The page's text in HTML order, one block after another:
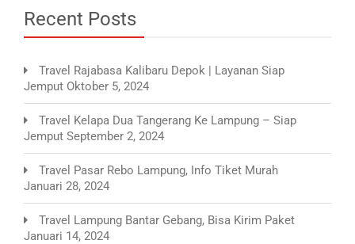
Recent Posts
Travel Rajabasa Kalibaru Depok | Layanan Siap
Jemput Oktober 5, 2024
Travel Kelapa Dua Tangerang Ke Lampung – Siap
Jemput September 2, 2024
Travel Pasar Rebo Lampung, Info Tiket Murah
Januari 28, 2024
Travel Lampung Bantar Gebang, Bisa Kirim Paket
Januari 14, 2024